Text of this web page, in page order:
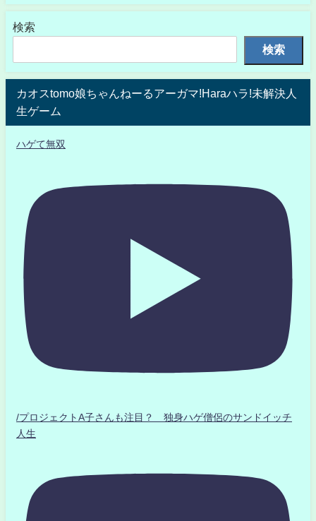
検索
検索
カオスtomo娘ちゃんねーるアーガマ!Haraハラ!未解決人
生ゲーム
ハゲて無双
/プロジェクトA子さんも注目？ 独身ハゲ僧侶のサンドイッチ
人生